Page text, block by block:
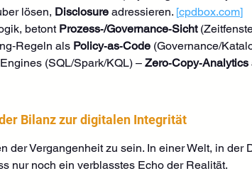
lösen, Disclosure adressieren. [cpdbox.com]
betont Prozess‑/Governance‑Sicht
als Policy‑as‑Code (Governance/
Engines (SQL/Spark/KQL) – Zero‑Copy‑Analytics
Bilanz zur digitalen Integrität
der Vergangenheit zu sein. In einer Welt, in
nur noch ein verblasstes Echo der Realität.